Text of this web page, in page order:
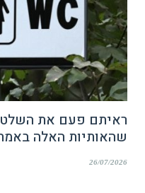
שהאותיות האלה
26/07/2026